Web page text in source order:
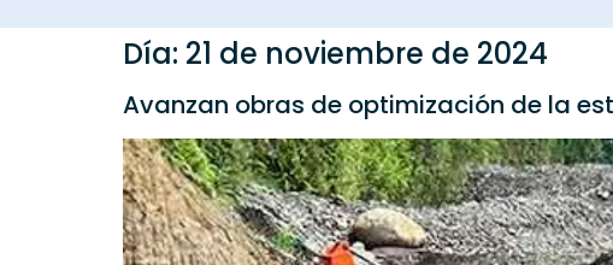
Día: 21 de noviembre de 2024
Avanzan obras de optimización de la